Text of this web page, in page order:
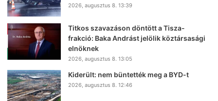
2026, augusztus 8. 13:39
Titkos szavazáson döntött a Tisza-
frakció: Baka Andrást jelölik köztársasági
elnöknek
2026, augusztus 8. 13:05
Kiderült: nem büntették meg a BYD-t
2026, augusztus 8. 12:46